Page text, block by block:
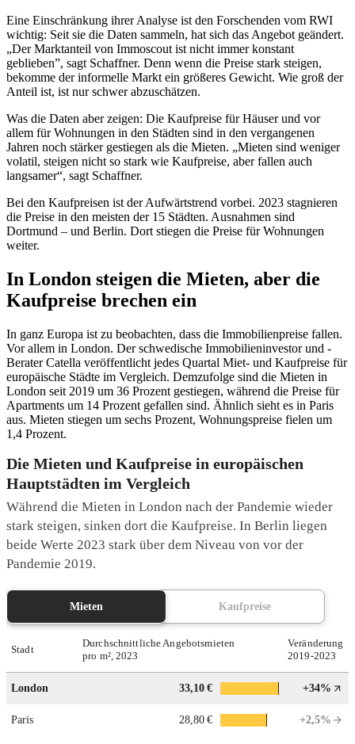
Eine Einschränkung ihrer Analyse ist den Forschenden vom RWI
wichtig: Seit sie die Daten sammeln, hat sich das Angebot geändert.
„Der Marktanteil von Immoscout ist nicht immer konstant
geblieben”, sagt Schaffner. Denn wenn die Preise stark steigen,
bekomme der informelle Markt ein größeres Gewicht. Wie groß der
Anteil ist, ist nur schwer abzuschätzen.
Was die Daten aber zeigen: Die Kaufpreise für Häuser und vor
allem für Wohnungen in den Städten sind in den vergangenen
Jahren noch stärker gestiegen als die Mieten. „Mieten sind weniger
volatil, steigen nicht so stark wie Kaufpreise, aber fallen auch
langsamer“, sagt Schaffner.
Bei den Kaufpreisen ist der Aufwärtstrend vorbei. 2023 stagnieren
die Preise in den meisten der 15 Städten. Ausnahmen sind
Dortmund – und Berlin. Dort stiegen die Preise für Wohnungen
weiter.
In London steigen die Mieten, aber die
Kaufpreise brechen ein
In ganz Europa ist zu beobachten, dass die Immobilienpreise fallen.
Vor allem in London. Der schwedische Immobilieninvestor und -
Berater Catella veröffentlicht jedes Quartal Miet- und Kaufpreise für
europäische Städte im Vergleich. Demzufolge sind die Mieten in
London seit 2019 um 36 Prozent gestiegen, während die Preise für
Apartments um 14 Prozent gefallen sind. Ähnlich sieht es in Paris
aus. Mieten stiegen um sechs Prozent, Wohnungspreise fielen um
1,4 Prozent.